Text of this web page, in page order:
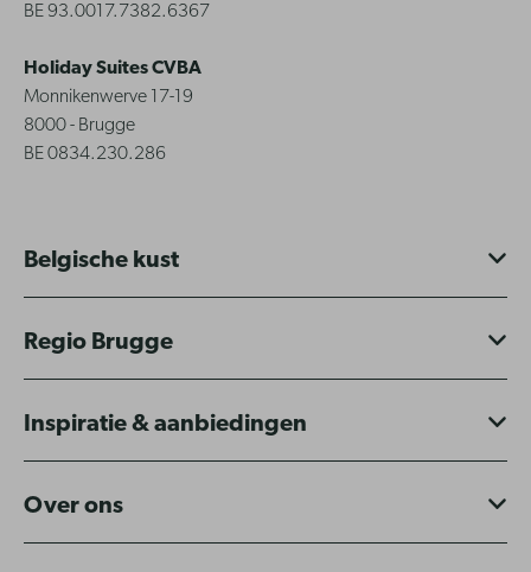
BE 93.0017.7382.6367
Holiday Suites CVBA
Monnikenwerve 17-19
8000 - Brugge
BE 0834.230.286
Belgische kust
Regio Brugge
Inspiratie & aanbiedingen
Over ons